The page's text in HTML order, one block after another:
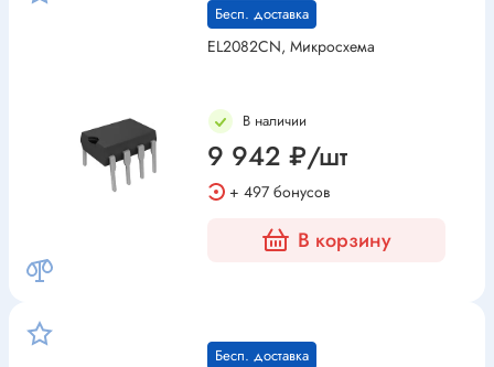
Бесп. доставка
EL2082CN, Микросхема
В наличии
9 942 ₽/шт
+ 497 бонусов
В корзину
Бесп. доставка